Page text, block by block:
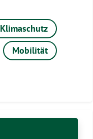
Klimaschutz
Mobilität